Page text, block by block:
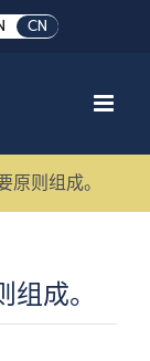
CN
则组成。
成。